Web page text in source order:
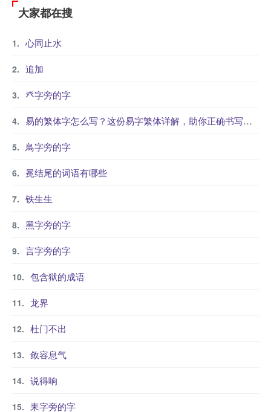
大家都在搜
心同止水
追加
癶字旁的字
易的繁体字怎么写？这份易字繁体详解，助你正确书写汉字_汉字繁体学习
鳥字旁的字
冕结尾的词语有哪些
铁生生
黑字旁的字
言字旁的字
包含狱的成语
龙界
杜门不出
敛容息气
说得响
耒字旁的字